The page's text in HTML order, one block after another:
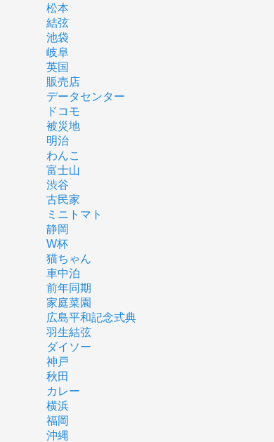
松本
結弦
池袋
岐阜
英国
販売店
データセンター
ドコモ
被災地
明治
わんこ
富士山
渋谷
古民家
ミニトマト
静岡
W杯
猫ちゃん
車中泊
前年同期
家庭菜園
広島平和記念式典
羽生結弦
ダイソー
神戸
秋田
カレー
横浜
福岡
沖縄